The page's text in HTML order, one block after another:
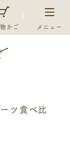
かご メニュー
ツ食べ比